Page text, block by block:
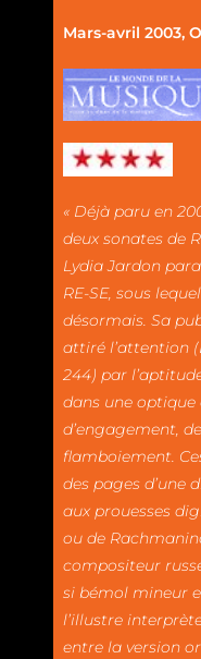
Mars-avril 2003,
« Déjà paru en
deux sonates de
Lydia Jardon
RE-SE, sous
désormais. Sa
attiré l’attention
244) par
dans une optique
d’engagement,
flamboiement.
des pages d’une
aux prouesses
ou de
compositeur
si bémol mineur
l’illustre
entre la version